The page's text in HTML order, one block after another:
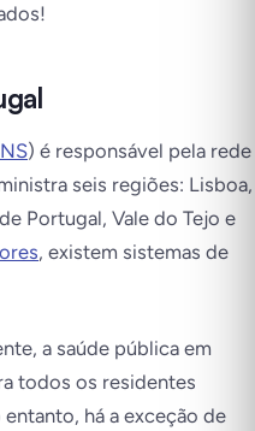
) é responsável pela rede
seis regiões: Lisboa,
Portugal, Vale do Tejo e
, existem sistemas de
a saúde pública em
todos os residentes
há a exceção de